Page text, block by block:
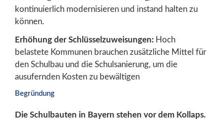
kontinuierlich modernisieren und instand halten zu
können.
Erhöhung der Schlüsselzuweisungen: Hoch
belastete Kommunen brauchen zusätzliche Mittel für
den Schulbau und die Schulsanierung, um die
ausufernden Kosten zu bewältigen
Begründung
Die Schulbauten in Bayern stehen vor dem Kollaps.